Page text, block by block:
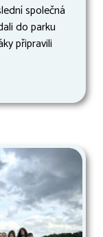
společná
do parku
připravili